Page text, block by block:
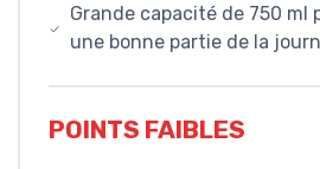
Grande capacité de 750 ml
une bonne partie de la
POINTS FAIBLES